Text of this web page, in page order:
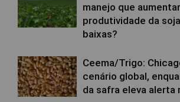
manejo que
produtividade da
baixas?
Ceema/Trigo:
cenário global,
da safra eleva alerta